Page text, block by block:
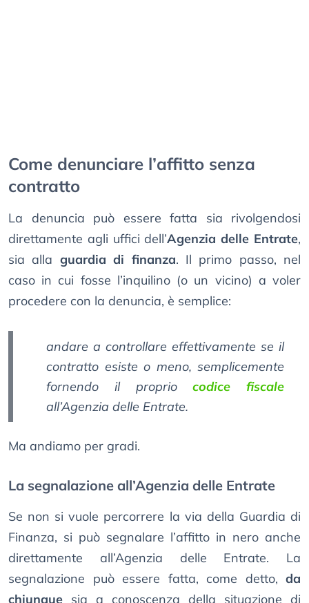
Come denunciare l’affitto senza
contratto
La denuncia può essere fatta sia rivolgendosi
direttamente agli uffici dell’Agenzia delle Entrate,
sia alla guardia di finanza. Il primo passo, nel
caso in cui fosse l’inquilino (o un vicino) a voler
procedere con la denuncia, è semplice:
andare a controllare effettivamente se il
contratto esiste o meno, semplicemente
fornendo il propriocodice fiscale
all’Agenzia delle Entrate.
Ma andiamo per gradi.
La segnalazione all’Agenzia delle Entrate
Se non si vuole percorrere la via della Guardia di
Finanza, si può segnalare l’affitto in nero anche
direttamente all’Agenzia delle Entrate. La
segnalazione può essere fatta, come detto, da
chiunque sia a conoscenza della situazione di